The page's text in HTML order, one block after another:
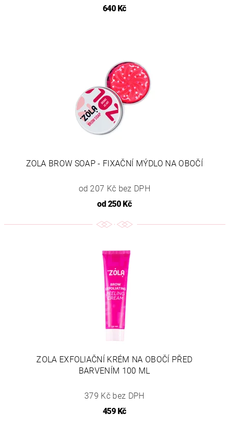
640 Kč
ZOLA BROW SOAP - FIXAČNÍ MÝDLO NA OBOČÍ
od 207 Kč bez DPH
od 250 Kč
ZOLA EXFOLIAČNÍ KRÉM NA OBOČÍ PŘED
BARVENÍM 100 ML
379 Kč bez DPH
459 Kč